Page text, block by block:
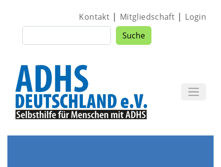
Suche Suche
Kontakt| Mitgliedschaft | Login